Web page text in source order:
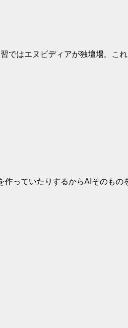
はエヌビディアが独壇場。これ
っていたりするからAIそのもの